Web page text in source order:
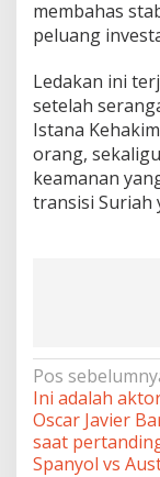
membahas
peluang
Ledakan ini
setelah
Istana
orang,
keamanan
transisi Suriah
Navigasi
pos
Pos
Ini adalah
Oscar Javier
saat
Spanyol vs